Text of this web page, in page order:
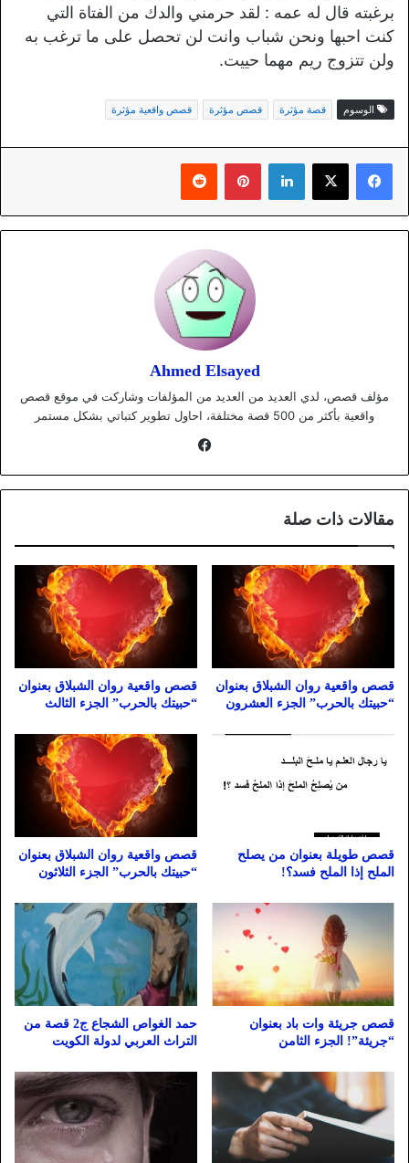
برغبته قال له عمه : لقد حرمني والدك من الفتاة التي
كنت احبها ونحن شباب وانت لن تحصل على ما ترغب به
ولن تتزوج ريم مهما حييت.
الوسوم قصة مؤثرة قصص مؤثرة قصص واقعية مؤثرة
لينكدإن بينتيريست
Ahmed Elsayed
مؤلف قصص، لدي العديد من العديد من المؤلفات وشاركت في موقع قصص
واقعية بأكثر من 500 قصة مختلفة، احاول تطوير كتباتي بشكل مستمر
مقالات ذات صلة
قصص واقعية روان الشبلاق بعنوان
“حبيتك بالحرب” الجزء العشرون
قصص واقعية روان الشبلاق بعنوان
“حبيتك بالحرب” الجزء الثالث
قصص طويلة بعنوان من يصلح
الملح إذا الملح فسد؟!
قصص واقعية روان الشبلاق بعنوان
“حبيتك بالحرب” الجزء الثلاثون
قصص جريئة وات باد بعنوان
“جريئة”! الجزء الثامن
حمد الغواص الشجاع ج2 قصة من
التراث العربي لدولة الكويت